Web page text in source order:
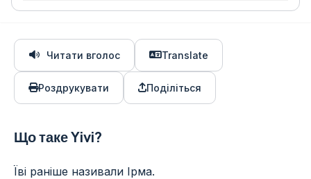
Читати вголос Translate
Роздрукувати Поділіться
Що таке Yivi?
Їві раніше називали Ірма.